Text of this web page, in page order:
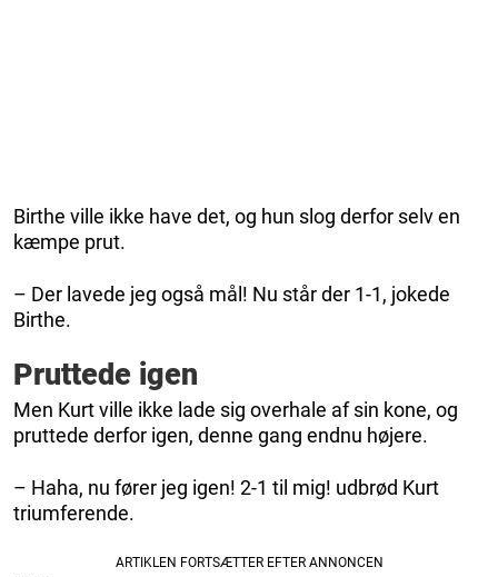
Birthe ville ikke have det, og hun slog derfor selv en
kæmpe prut.
– Der lavede jeg også mål! Nu står der 1-1, jokede
Birthe.
Pruttede igen
Men Kurt ville ikke lade sig overhale af sin kone, og
pruttede derfor igen, denne gang endnu højere.
– Haha, nu fører jeg igen! 2-1 til mig! udbrød Kurt
triumferende.